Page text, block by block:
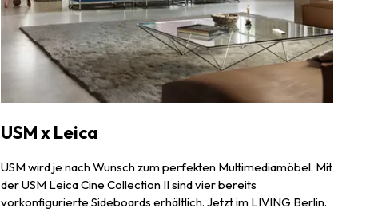
USM x Leica
USM wird je nach Wunsch zum perfekten Multimediamöbel. Mit
der USM Leica Cine Collec­tion II sind vier bereits
vorkonfigurierte Sideboards erhältlich. Jetzt im LIVING Berlin.